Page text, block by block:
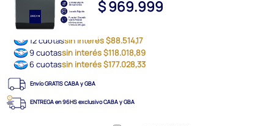
$ 969.999
12 cuotassin interés $88.514,17
9 cuotassin interés $118.018,89
6 cuotassin interés $177.028,33
Envío GRATIS CABA y GBA
ENTREGA en 96HS exclusivo CABA y GBA